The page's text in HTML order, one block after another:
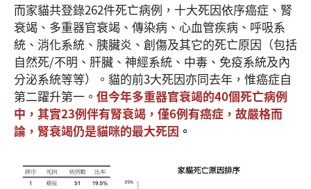
而家貓共登錄262件死亡病例，十大死因依序癌症、腎
衰竭、多重器官衰竭、傳染病、心血管疾病、呼吸系
統、消化系統、胰臟炎、創傷及其它的死亡原因（包括
自然死/不明、肝臟、神經系統、中毒、免疫系統及內
分泌系統等等）。貓的前3大死因亦同去年，惟癌症自
第二躍升第一。 但今年多重器官衰竭的40個死亡病例
中，其實23例伴有腎衰竭，僅6例有癌症，故嚴格而
論，腎衰竭仍是貓咪的最大死因 。